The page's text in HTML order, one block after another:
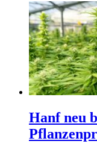
Hanf neu